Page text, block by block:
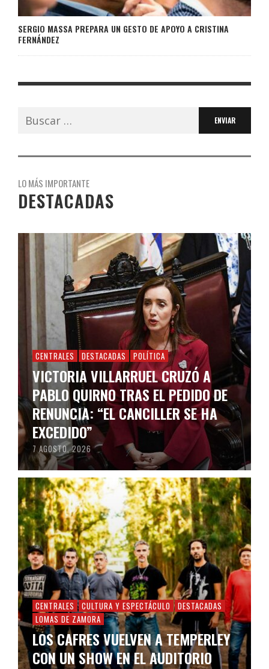
SERGIO MASSA PREPARA UN GESTO DE APOYO A CRISTINA
FERNÁNDEZ
Buscar:
LO MÁS IMPORTANTE
DESTACADAS
CENTRALES DESTACADAS POLÍTICA
VICTORIA VILLARRUEL CRUZÓ A
PABLO QUIRNO TRAS EL PEDIDO DE
RENUNCIA: “EL CANCILLER SE HA
EXCEDIDO”
7 AGOSTO, 2026
CENTRALES CULTURA Y ESPECTÁCULO
DESTACADAS
LOMAS DE ZAMORA
LOS CAFRES VUELVEN A TEMPERLEY
CON UN SHOW EN EL AUDITORIO